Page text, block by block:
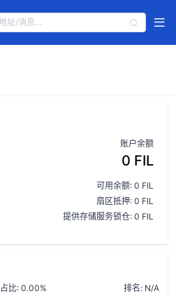
账户余额
0 FIL
可用余额: 0 FIL
扇区抵押: 0 FIL
提供存储服务锁仓: 0 FIL
占比: 0.00% 排名: N/A